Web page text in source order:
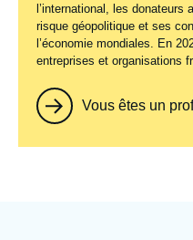
l’international, les donateurs
risque géopolitique et ses
l’économie mondiales. En
entreprises et organisations
Vous êtes un